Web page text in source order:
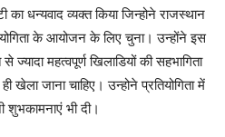
धन्यवाद व्यक्त किया जिन्होने राजस्थान
के आयोजन के लिए चुना। उन्होंने इस
महत्वपूर्ण खिलाडियों की सहभागिता
जाना चाहिए। उन्होने प्रतियोगिता में
शुभकामनाएं भी दी।